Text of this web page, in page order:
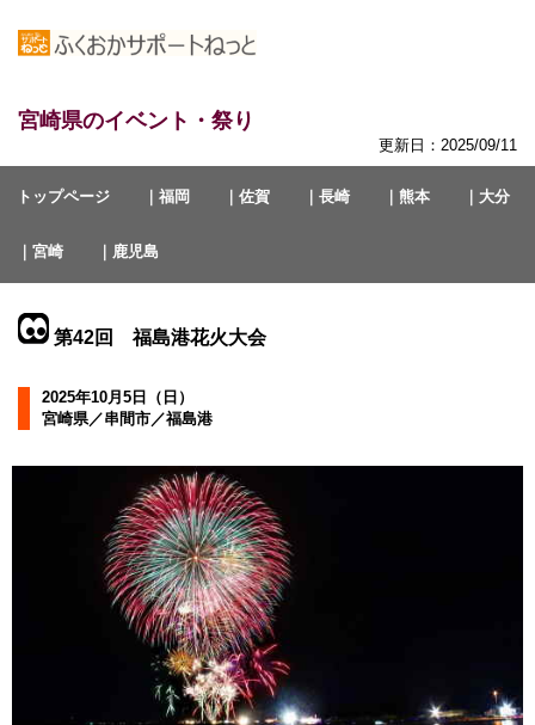
宮崎県のイベント・祭り
更新日：2025/09/11
トップページ ｜福岡 ｜佐賀 ｜長崎 ｜熊本 ｜大分
｜宮崎 ｜鹿児島
第42回 福島港花火大会
2025年10月5日（日）
宮崎県／串間市／福島港